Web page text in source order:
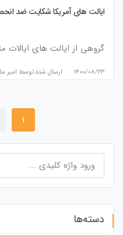
ایالت های آمریکا شکایت ضد
گروهی از ایالت های ایالات
۱۴۰۰/۰۸/۲۳ ارسال شده توسط امیر
1
برای:
دسته‌ها